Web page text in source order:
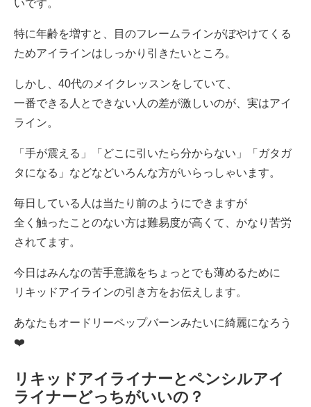
いです。
特に年齢を増すと、目のフレームラインがぼやけてくる
ためアイラインはしっかり引きたいところ。
しかし、40代のメイクレッスンをしていて、
一番できる人とできない人の差が激しいのが、実はアイ
ライン。
「手が震える」「どこに引いたら分からない」「ガタガ
タになる」などなどいろんな方がいらっしゃいます。
毎日している人は当たり前のようにできますが
全く触ったことのない方は難易度が高くて、かなり苦労
されてます。
今日はみんなの苦手意識をちょっとでも薄めるために
リキッドアイラインの引き方をお伝えします。
あなたもオードリーペップバーンみたいに綺麗になろう
❤️
リキッドアイライナーとペンシルアイ
ライナーどっちがいいの？